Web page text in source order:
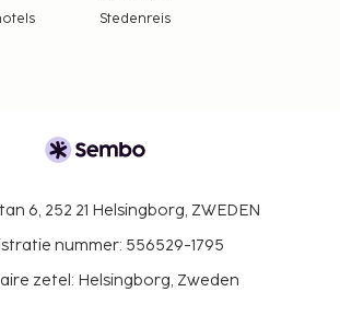
Stedenreis
6, 252 21 Helsingborg, ZWEDEN
nummer: 556529-1795
zetel: Helsingborg, Zweden